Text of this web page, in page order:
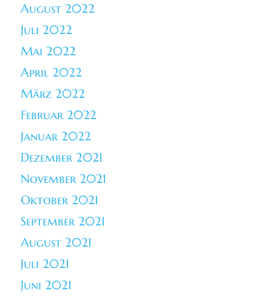
August 2022
Juli 2022
Mai 2022
April 2022
März 2022
Februar 2022
Januar 2022
Dezember 2021
November 2021
Oktober 2021
September 2021
August 2021
Juli 2021
Juni 2021